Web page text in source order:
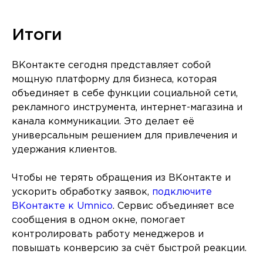
Итоги
ВКонтакте сегодня представляет собой
мощную платформу для бизнеса, которая
объединяет в себе функции социальной сети,
рекламного инструмента, интернет-магазина и
канала коммуникации. Это делает её
универсальным решением для привлечения и
удержания клиентов.
Чтобы не терять обращения из ВКонтакте и
ускорить обработку заявок, подключите
ВКонтакте к Umnico. Сервис объединяет все
сообщения в одном окне, помогает
контролировать работу менеджеров и
повышать конверсию за счёт быстрой реакции.